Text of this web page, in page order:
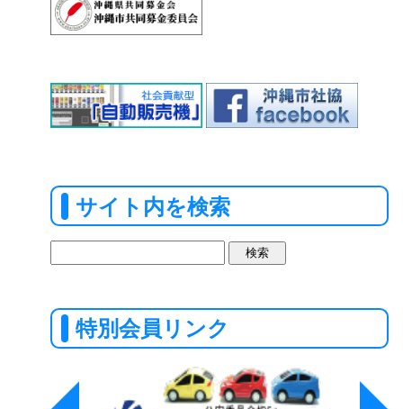
サイト内を検索
索:
特別会員リンク